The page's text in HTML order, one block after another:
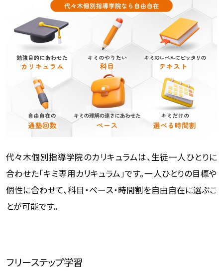
代々木個別指導学院のカリキュラムは、生徒一人ひとりに
合わせた「キミ専用カリキュラム」です。一人ひとりの目標や
個性に合わせて、科目・ペース・時間割を自由自在に選ぶこ
とが可能です。
フリーステップ学習